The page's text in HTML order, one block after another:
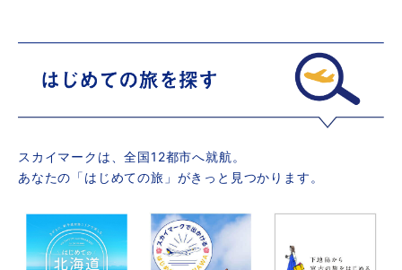
スカイマークは、全国12都市へ就航。
あなたの「はじめての旅」がきっと見つかります。